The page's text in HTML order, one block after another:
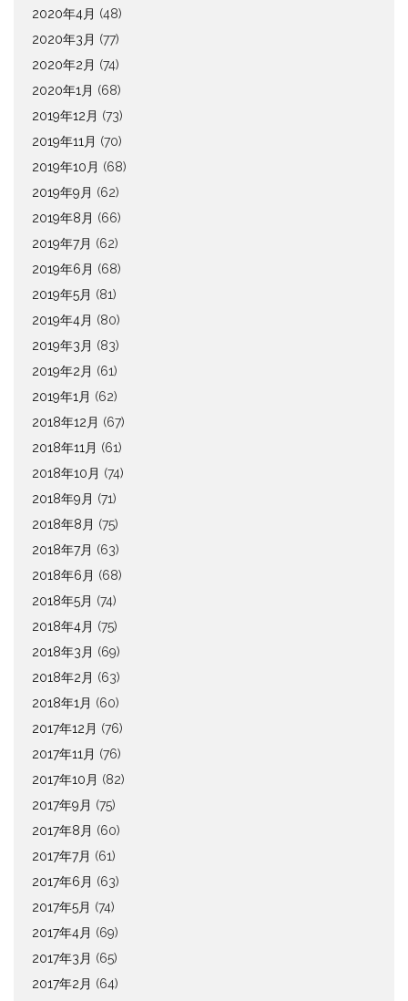
2020年4月 (48)
2020年3月 (77)
2020年2月 (74)
2020年1月 (68)
2019年12月 (73)
2019年11月 (70)
2019年10月 (68)
2019年9月 (62)
2019年8月 (66)
2019年7月 (62)
2019年6月 (68)
2019年5月 (81)
2019年4月 (80)
2019年3月 (83)
2019年2月 (61)
2019年1月 (62)
2018年12月 (67)
2018年11月 (61)
2018年10月 (74)
2018年9月 (71)
2018年8月 (75)
2018年7月 (63)
2018年6月 (68)
2018年5月 (74)
2018年4月 (75)
2018年3月 (69)
2018年2月 (63)
2018年1月 (60)
2017年12月 (76)
2017年11月 (76)
2017年10月 (82)
2017年9月 (75)
2017年8月 (60)
2017年7月 (61)
2017年6月 (63)
2017年5月 (74)
2017年4月 (69)
2017年3月 (65)
2017年2月 (64)